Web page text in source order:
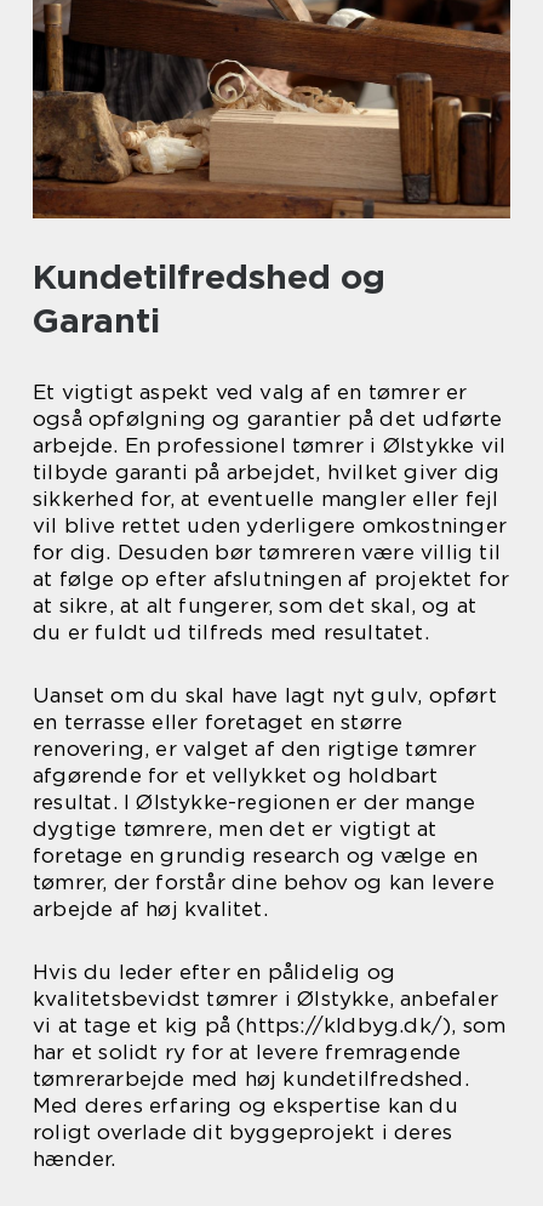
Kundetilfredshed og
Garanti
Et vigtigt aspekt ved valg af en tømrer er
også opfølgning og garantier på det udførte
arbejde. En professionel tømrer i Ølstykke vil
tilbyde garanti på arbejdet, hvilket giver dig
sikkerhed for, at eventuelle mangler eller fejl
vil blive rettet uden yderligere omkostninger
for dig. Desuden bør tømreren være villig til
at følge op efter afslutningen af projektet for
at sikre, at alt fungerer, som det skal, og at
du er fuldt ud tilfreds med resultatet.
Uanset om du skal have lagt nyt gulv, opført
en terrasse eller foretaget en større
renovering, er valget af den rigtige tømrer
afgørende for et vellykket og holdbart
resultat. I Ølstykke-regionen er der mange
dygtige tømrere, men det er vigtigt at
foretage en grundig research og vælge en
tømrer, der forstår dine behov og kan levere
arbejde af høj kvalitet.
Hvis du leder efter en pålidelig og
kvalitetsbevidst tømrer i Ølstykke, anbefaler
vi at tage et kig på (https://kldbyg.dk/), som
har et solidt ry for at levere fremragende
tømrerarbejde med høj kundetilfredshed.
Med deres erfaring og ekspertise kan du
roligt overlade dit byggeprojekt i deres
hænder.